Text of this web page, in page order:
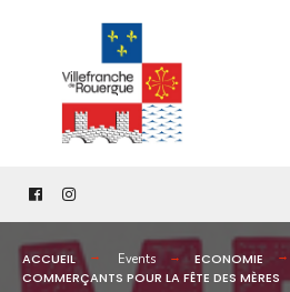
content
ACCUEIL Events ECONOMIE
COMMERÇANTS POUR LA FÊTE DES MÈRES